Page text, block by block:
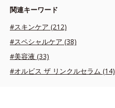
関連キーワード
#スキンケア (212)
#スペシャルケア (38)
#美容液 (33)
#オルビス ザ リンクルセラム (14)